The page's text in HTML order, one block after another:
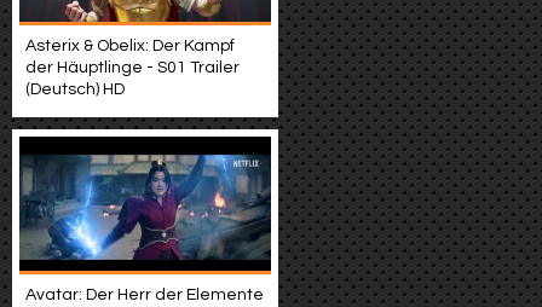
Asterix & Obelix: Der Kampf
der Häuptlinge - S01 Trailer
(Deutsch) HD
Avatar: Der Herr der Elemente